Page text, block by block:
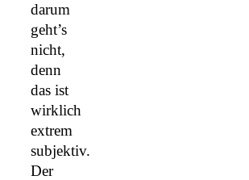
darum
geht’s
nicht,
denn
das ist
wirklich
extrem
subjektiv.
Der